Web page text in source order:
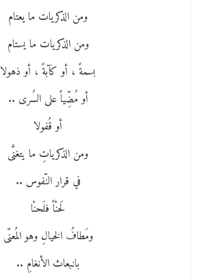
ومن الذكريات ما يعتام
ومن الذكريات ما يستام
بسمةً ، أو كآبةً ، أو ذهولا
أو مُضِّياً على السُرى ..
أو قُفولا
ومن الذكرياتِ ما يتغنَّى
في قرار النّفوس ..
لَحنْاً فلَحنْا
ومَطافُ الخيالِ وهو المُعنّى
بانبعاث الأنغامِ ..